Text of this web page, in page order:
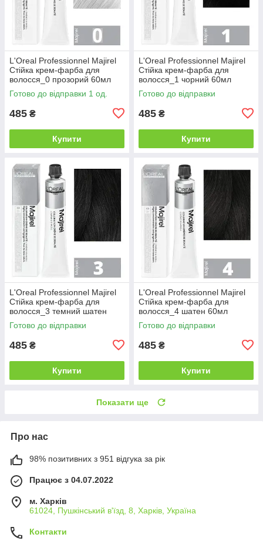
L'Oreal Professionnel Majirel
Стійка крем-фарба для
волосся_0 прозорий 60мл
Готово до відправки 1 од.
485 ₴
Купити
L'Oreal Professionnel Majirel
Стійка крем-фарба для
волосся_1 чорний 60мл
Готово до відправки
485 ₴
Купити
L'Oreal Professionnel Majirel
Стійка крем-фарба для
волосся_3 темний шатен
60мл
Готово до відправки
485 ₴
Купити
L'Oreal Professionnel Majirel
Стійка крем-фарба для
волосся_4 шатен 60мл
Готово до відправки
485 ₴
Купити
Показати ще
Про нас
98% позитивних з 951 відгука за рік
Працює з 04.07.2022
м. Харків
61024, Пушкінський в'їзд, 8, Харків, Україна
Контакти